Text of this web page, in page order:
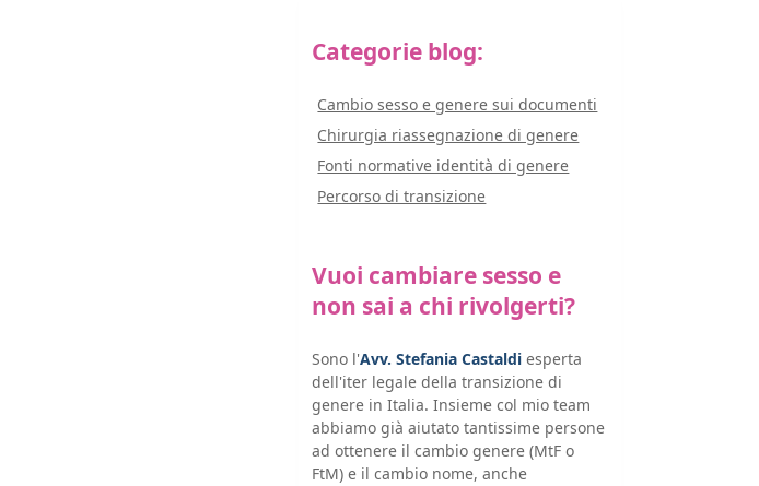
Categorie blog:
Cambio sesso e genere sui documenti
Chirurgia riassegnazione di genere
Fonti normative identità di genere
Percorso di transizione
Vuoi cambiare sesso e
non sai a chi rivolgerti?
Sono l'Avv. Stefania Castaldi esperta
dell'iter legale della transizione di
genere in Italia. Insieme col mio team
abbiamo già aiutato tantissime persone
ad ottenere il cambio genere (MtF o
FtM) e il cambio nome, anche